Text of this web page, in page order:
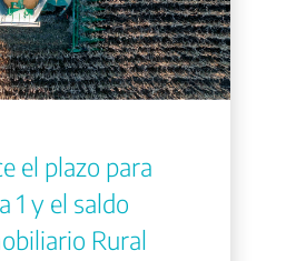
el plazo para
1 y el saldo
Rural